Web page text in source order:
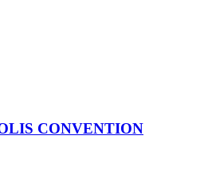
CONVENTION